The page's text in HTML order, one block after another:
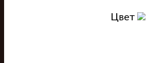
Цвет